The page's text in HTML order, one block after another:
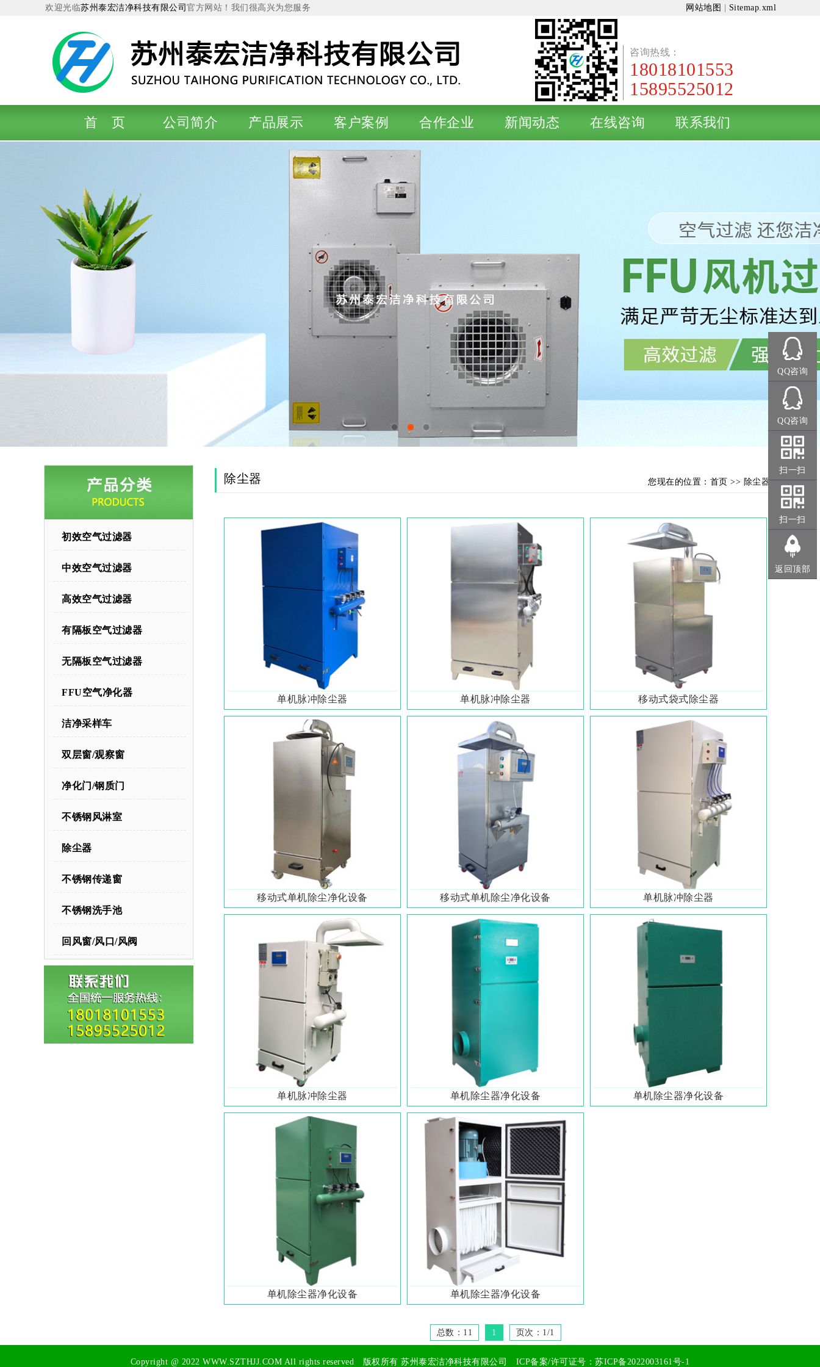
欢迎光临苏州泰宏洁净科技有限公司 官方网站！我们很高兴为您服务 网站地图 Sitemap.xml
咨询热线：
18018101553
15895525012
首 页 公司简介 产品展示 客户案例 合作企业 新闻动态 在线咨询 联系我们
1 2 3
初效空气过滤器
中效空气过滤器
高效空气过滤器
有隔板空气过滤器
无隔板空气过滤器
FFU空气净化器
洁净采样车
双层窗/观察窗
净化门/钢质门
不锈钢风淋室
除尘器
不锈钢传递窗
不锈钢洗手池
回风窗/风口/风阀
除尘器 您现在的位置： 首页 >> 除尘器
单机脉冲除尘器 单机脉冲除尘器 移动式袋式除尘器
移动式单机除尘净化设备 移动式单机除尘净化设备 单机脉冲除尘器
单机脉冲除尘器 单机除尘器净化设备 单机除尘器净化设备
单机除尘器净化设备 单机除尘器净化设备
总数：11 1 页次：1/1
Copyright @ 2022WWW.SZTHJJ.COM All rights reserved 版权所有苏州泰宏洁净科技有限公司 ICP备案/许可证号：苏ICP备2022003161号-1
QQ咨询
QQ咨询
扫一扫
扫一扫
返回顶部